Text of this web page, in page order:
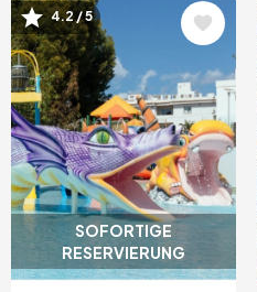
SOFORTIGE
RESERVIERUNG
Bild4.2 / 5